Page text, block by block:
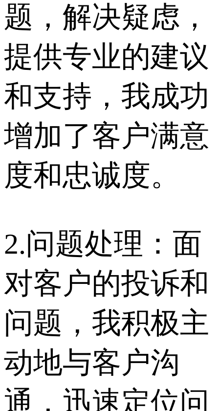
题，解决疑虑，
提供专业的建议
和支持，我成功
增加了客户满意
度和忠诚度。
2.问题处理：面
对客户的投诉和
问题，我积极主
动地与客户沟
通，迅速定位问